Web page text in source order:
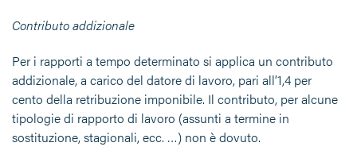
Contributo addizionale
Per i rapporti a tempo determinato si applica un contributo
addizionale, a carico del datore di lavoro, pari all’1,4 per
cento della retribuzione imponibile. Il contributo, per alcune
tipologie di rapporto di lavoro (assunti a termine in
sostituzione, stagionali, ecc. …) non è dovuto.